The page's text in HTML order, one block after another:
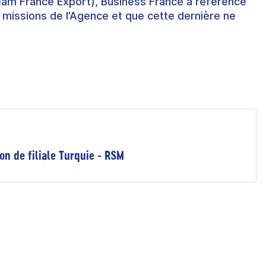
de l’Agence et que cette dernière ne
de filiale Turquie - RSM